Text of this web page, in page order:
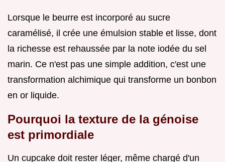
Lorsque le beurre est incorporé au sucre
caramélisé, il crée une émulsion stable et lisse, dont
la richesse est rehaussée par la note iodée du sel
marin. Ce n'est pas une simple addition, c'est une
transformation alchimique qui transforme un bonbon
en or liquide.
Pourquoi la texture de la génoise
est primordiale
Un cupcake doit rester léger, même chargé d'un